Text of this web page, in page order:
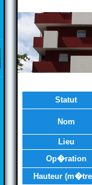
Statut
Nom
Lieu
Op�ration
Hauteur